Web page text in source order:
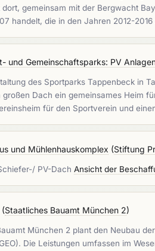
gemeinsam mit der Bergwacht
handelt, die in den Jahren 2012-
und Gemeinschaftsparks: PV
des Sportparks Tappenbeck in
Dach ein gemeinsames Heim
für den Sportverein und
und Mühlenhauskomplex (Stiftung
PV-Dach Ansicht der
(Staatliches Bauamt München 2)
München 2 plant den Neubau
Die Leistungen umfassen im